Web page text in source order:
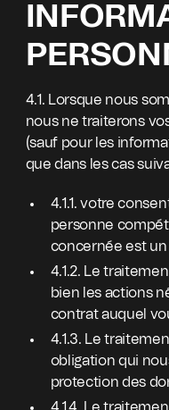
4.1. Lorsque nous
nous ne traiterons
(sauf pour les
que dans les cas
4.1.1. votre
personne
concernée est
4.1.2. Le
bien les actions
contrat auquel
4.1.3. Le
obligation qui
protection des